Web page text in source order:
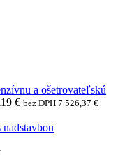
a ošetrovateľskú
€ bez DPH 7 526,37 €